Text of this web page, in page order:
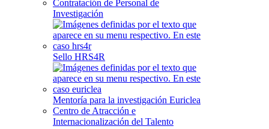
Contratación de Personal de
Investigación
Sello HRS4R
Mentoría para la investigación Euriclea
Centro de Atracción e
Internacionalización del Talento